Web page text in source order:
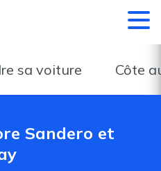
sa voiture Côte
Sandero et